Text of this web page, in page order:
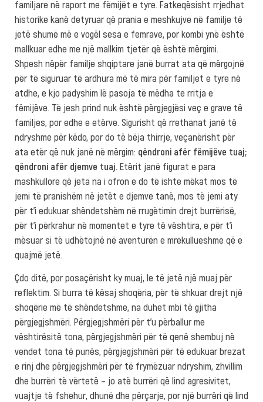
familjare në raport me fëmijët e tyre. Fatkeqësisht rrjedhat
historike kanë detyruar që prania e meshkujve në familje të
jetë shumë më e vogël sesa e femrave, por kombi ynë është
mallkuar edhe me një mallkim tjetër që është mërgimi.
Shpesh nëpër familje shqiptare janë burrat ata që mërgojnë
për të siguruar të ardhura më të mira për familjet e tyre në
atdhe, e kjo padyshim lë pasoja të mëdha te rritja e
fëmijëve. Të jesh prind nuk është përgjegjësi veç e grave të
familjes, por edhe e etërve. Sigurisht që rrethanat janë të
ndryshme për këdo, por do të bëja thirrje, veçanërisht për
ata etër që nuk janë në mërgim: qëndroni afër fëmijëve tuaj;
qëndroni afër djemve tuaj. Etërit janë figurat e para
mashkullore që jeta na i ofron e do të ishte mëkat mos të
jemi të pranishëm në jetët e djemve tanë, mos të jemi aty
për t’i edukuar shëndetshëm në rrugëtimin drejt burrërisë,
për t’i përkrahur në momentet e tyre të vështira, e për t’i
mësuar si të udhëtojnë në aventurën e mrekullueshme që e
quajmë jetë.
Çdo ditë, por posaçërisht ky muaj, le të jetë një muaj për
reflektim. Si burra të kësaj shoqëria, për të shkuar drejt një
shoqërie më të shëndetshme, na duhet mbi të gjitha
përgjegjshmëri. Përgjegjshmëri për t’u përballur me
vështirësitë tona, përgjegjshmëri për të qenë shembuj në
vendet tona të punës, përgjegjshmëri për të edukuar brezat
e rinj dhe përgjegjshmëri për të frymëzuar ndryshim, zhvillim
dhe burrëri të vërtetë – jo atë burrëri që lind agresivitet,
vuajtje të fshehur, dhunë dhe përçarje, por një burrëri që lind